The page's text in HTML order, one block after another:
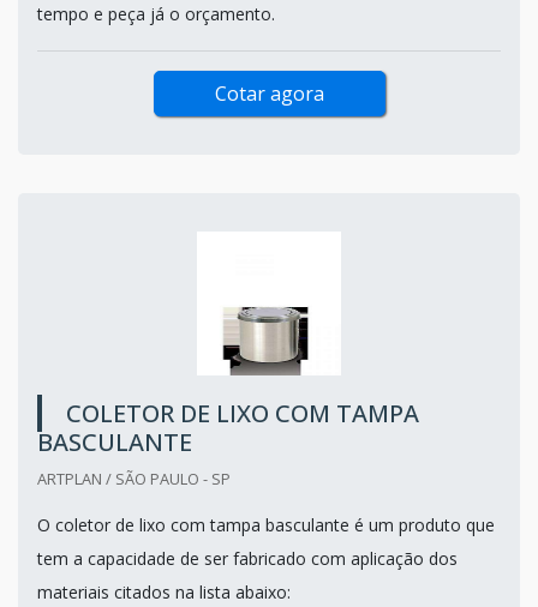
tempo e peça já o orçamento.
Cotar agora
COLETOR DE LIXO COM TAMPA
BASCULANTE
ARTPLAN / SÃO PAULO - SP
O coletor de lixo com tampa basculante é um produto que
tem a capacidade de ser fabricado com aplicação dos
materiais citados na lista abaixo: